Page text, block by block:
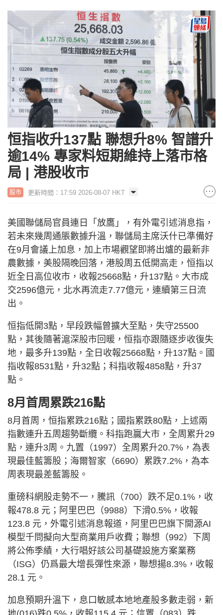
恒指收升137點 聯想升8% 智譜升
逾14% 專家料短期維持上落市格
局 | 港股收市
股市 更新時間：17:59 2026-08-07 HKT
美國聯儲局官員連日「放鷹」，有外電引述消息指，
若未來幾周通脹數據升溫，聯儲局主席沃什已準備好
在9月會議上加息，加上市場觀望即將出爐的最新非
農數據，美股隔晚回落，港股周五低開高走，恒指以
近全日高位收市，收報25668點，升137點。大市成
交2596億元，北水再流走7.77億元，連續第三日流
出。
恒指低開3點，早段跌幅曾擴大至點，失守25500
點，其後隨著滬深股市回暖，恒指亦跟隨逐步收復失
地，最多升139點，全日收報25668點，升137點。國
指收報8531點，升32點；科指收報4858點，升37
點。
8月首周累跌216點
8月首周，恒指累跌216點；國指累跌80點，上述兩
指數連升五周趨勢斷纜。科指跑贏大市，全周累升29
點，連升3周。九置（1997）全周累升20.7%，為表
現最佳藍籌股；海爾智家（6690）累跌7.2%，為本
周表現最差藍籌股。
重磅科網股走勢不一，騰訊（700）跌不足0.1%，收
報478.8 元；阿里巴巴（9988）下滑0.5%，收報
123.8 元，外電引述消息報道，阿里巴巴旗下開源AI
模型千問擬向大型商業用戶收費；聯想（992）下周
將公佈季績，大行唱好該公司基礎設施方案業務
（ISG）仍爲最大增長彈性來源，聯想揚8.3%，收報
28.1 元。
加息預期升溫下，息口敏感本地地產股多數走弱，新